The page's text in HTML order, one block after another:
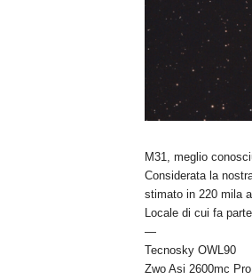
M31, meglio
Considerata la
stimato in 220 mila
Locale di cui fa
—
Tecnosky OWL90
Zwo Asi 2600mc Pro